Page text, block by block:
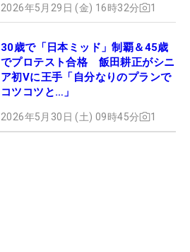
2026年5月29日 (金) 16時32分 1
30歳で「日本ミッド」制覇＆45歳
でプロテスト合格 飯田耕正がシニ
ア初Vに王手「自分なりのプランで
コツコツと…」
2026年5月30日 (土) 09時45分 1